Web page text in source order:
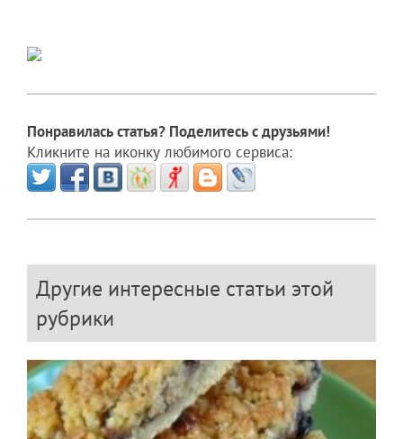
Понравилась статья? Поделитесь с друзьями!
Кликните на иконку любимого сервиса:
Другие интересные статьи этой
рубрики